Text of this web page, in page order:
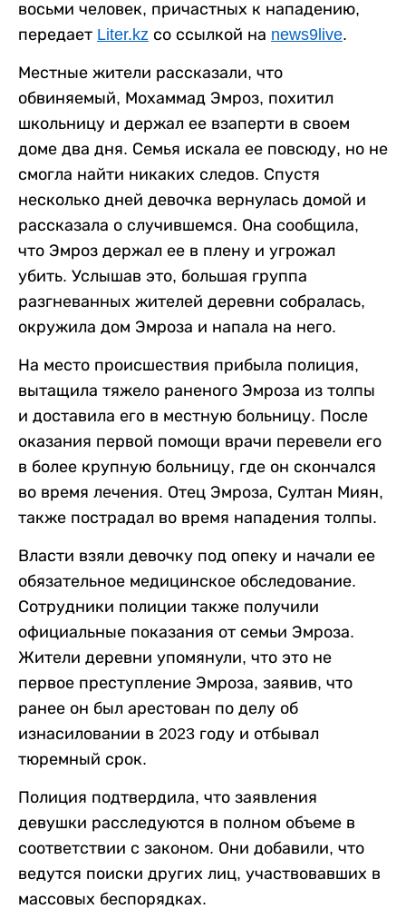
восьми человек, причастных к нападению,
передает Liter.kz со ссылкой на news9live.
Местные жители рассказали, что
обвиняемый, Мохаммад Эмроз, похитил
школьницу и держал ее взаперти в своем
доме два дня. Семья искала ее повсюду, но не
смогла найти никаких следов. Спустя
несколько дней девочка вернулась домой и
рассказала о случившемся. Она сообщила,
что Эмроз держал ее в плену и угрожал
убить. Услышав это, большая группа
разгневанных жителей деревни собралась,
окружила дом Эмроза и напала на него.
На место происшествия прибыла полиция,
вытащила тяжело раненого Эмроза из толпы
и доставила его в местную больницу. После
оказания первой помощи врачи перевели его
в более крупную больницу, где он скончался
во время лечения. Отец Эмроза, Султан Миян,
также пострадал во время нападения толпы.
Власти взяли девочку под опеку и начали ее
обязательное медицинское обследование.
Сотрудники полиции также получили
официальные показания от семьи Эмроза.
Жители деревни упомянули, что это не
первое преступление Эмроза, заявив, что
ранее он был арестован по делу об
изнасиловании в 2023 году и отбывал
тюремный срок.
Полиция подтвердила, что заявления
девушки расследуются в полном объеме в
соответствии с законом. Они добавили, что
ведутся поиски других лиц, участвовавших в
массовых беспорядках.